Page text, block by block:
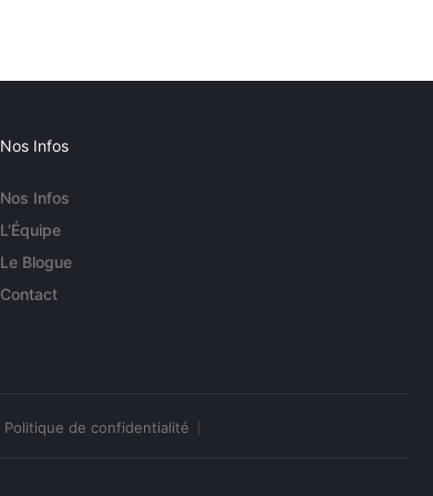
Nos Infos
Nos Infos
L'Équipe
Le Blogue
Contact
Politique de confidentialité